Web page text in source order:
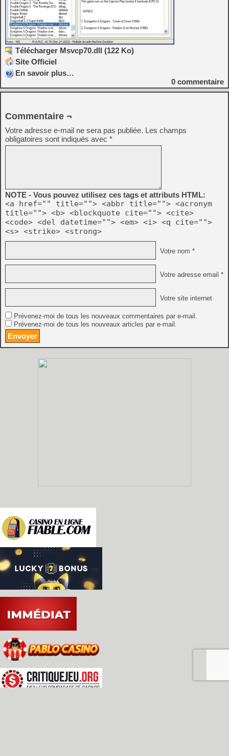
Télécharger Msvcp70.dll (122 Ko)
Site Officiel
En savoir plus…
0 commentaire
Commentaire ¬
Votre adresse e-mail ne sera pas publiée. Les champs
obligatoires sont indiqués avec *
NOTE - Vous pouvez utilisez ces tags et attributs HTML:
<a href="" title=""> <abbr title=""> <acronym
title=""> <b> <blockquote cite=""> <cite>
<code> <del datetime=""> <em> <i> <q cite="">
<s> <strike> <strong>
Votre nom *
Votre adresse email *
Votre site internet
Prévenez-moi de tous les nouveaux commentaires par e-mail.
Prévenez-moi de tous les nouveaux articles par e-mail.